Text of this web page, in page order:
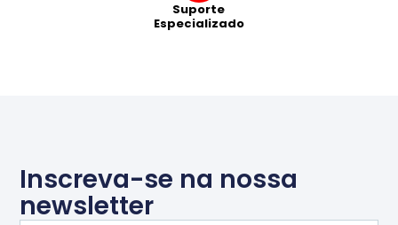
Suporte
Especializado
Inscreva-se na nossa
newsletter